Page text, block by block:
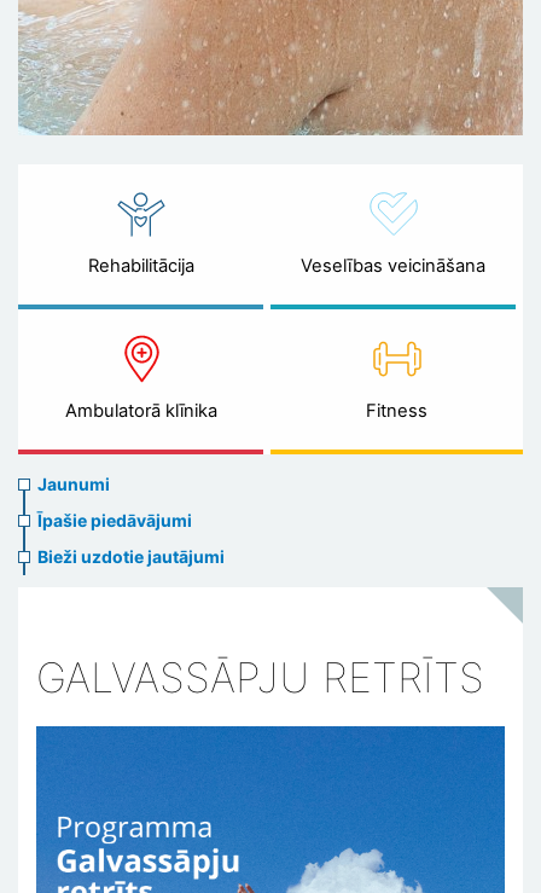
Rehabilitācija Veselības veicināšana
Ambulatorā klīnika Fitness
News
menu
Jaunumi
Īpašie piedāvājumi
Bieži uzdotie jautājumi
GALVASSĀPJU RETRĪTS